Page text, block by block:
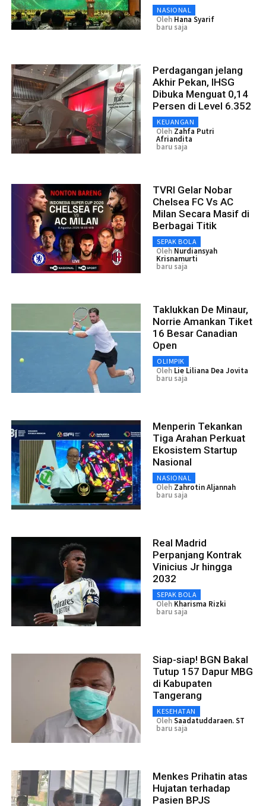
NASIONAL
Oleh Hana Syarif
baru saja
Perdagangan jelang
Akhir Pekan, IHSG
Dibuka Menguat 0,14
Persen di Level 6.352
KEUANGAN
Oleh Zahfa Putri
Afriandita
baru saja
TVRI Gelar Nobar
Chelsea FC Vs AC
Milan Secara Masif di
Berbagai Titik
SEPAK BOLA
Oleh Nurdiansyah
Krisnamurti
baru saja
Taklukkan De Minaur,
Norrie Amankan Tiket
16 Besar Canadian
Open
OLIMPIK
Oleh Lie Liliana Dea Jovita
baru saja
Menperin Tekankan
Tiga Arahan Perkuat
Ekosistem Startup
Nasional
NASIONAL
Oleh Zahrotin Aljannah
baru saja
Real Madrid
Perpanjang Kontrak
Vinicius Jr hingga
2032
SEPAK BOLA
Oleh Kharisma Rizki
baru saja
Siap-siap! BGN Bakal
Tutup 157 Dapur MBG
di Kabupaten
Tangerang
KESEHATAN
OlehSaadatuddaraen. ST
baru saja
Menkes Prihatin atas
Hujatan terhadap
Pasien BPJS